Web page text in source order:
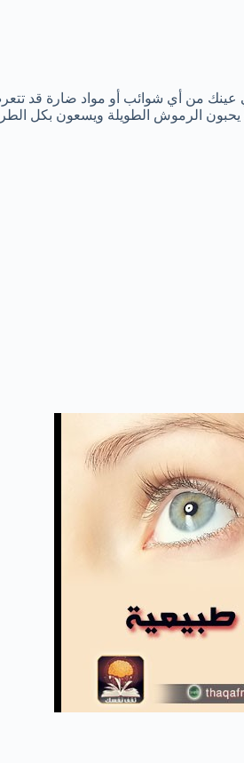
عينك من أي شوائب أو مواد ضارة قد
يحبون الرموش الطويلة ويسعون بكل